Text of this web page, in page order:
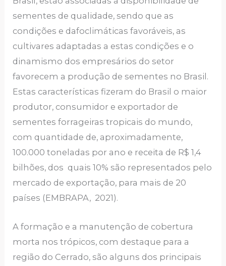
sementes de qualidade, sendo que as
condições e dafoclimáticas favoráveis, as
cultivares adaptadas a estas condições e o
dinamismo dos empresários do setor
favorecem a produção de sementes no Brasil.
Estas características fizeram do Brasil o maior
produtor, consumidor e exportador de
sementes forrageiras tropicais do mundo,
com quantidade de, aproximadamente,
100.000 toneladas por ano e receita de R$ 1,4
bilhões, dos quais 10% são representados pelo
mercado de exportação, para mais de 20
países (EMBRAPA, 2021).
A formação e a manutenção de cobertura
morta nos trópicos, com destaque para a
região do Cerrado, são alguns dos principais